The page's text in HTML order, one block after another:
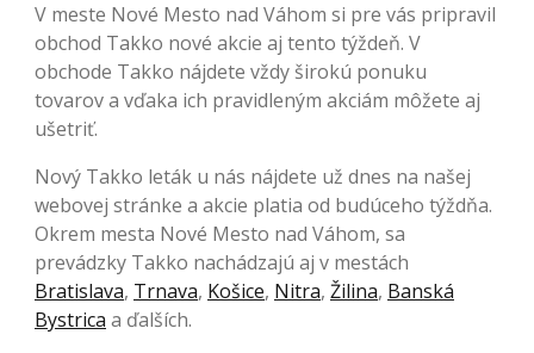
V meste Nové Mesto nad Váhom si pre vás pripravil
obchod Takko nové akcie aj tento týždeň. V
obchode Takko nájdete vždy širokú ponuku
tovarov a vďaka ich pravidleným akciám môžete aj
ušetriť.
Nový Takko leták u nás nájdete už dnes na našej
webovej stránke a akcie platia od budúceho týždňa.
Okrem mesta Nové Mesto nad Váhom, sa
prevádzky Takko nachádzajú aj v mestách
Bratislava, Trnava, Košice, Nitra, Žilina, Banská
Bystrica a ďalších.